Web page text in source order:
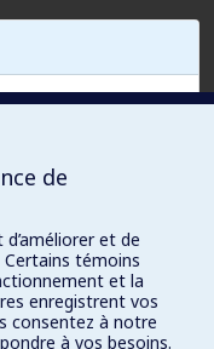
DE RECHERCHE
de Weimar et
élèves de Liszt
de
et de
Certains témoins
et la
enregistrent vos
consentez à notre
à vos besoins.